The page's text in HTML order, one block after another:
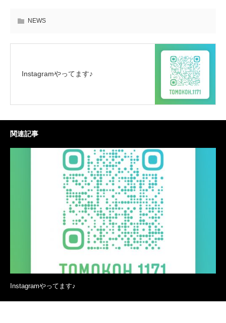
NEWS
Instagramやってます♪
関連記事
Instagramやってます♪